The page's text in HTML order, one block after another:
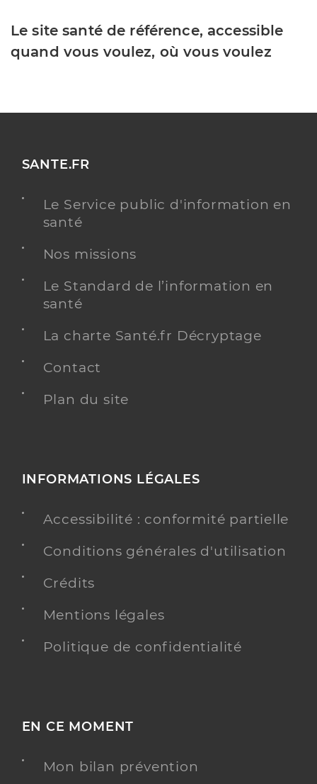
Le site santé de référence, accessible
quand vous voulez, où vous voulez
SANTE.FR
Le Service public d'information en
santé
Nos missions
Le Standard de l’information en
santé
La charte Santé.fr Décryptage
Contact
Plan du site
INFORMATIONS LÉGALES
Accessibilité : conformité partielle
Conditions générales d'utilisation
Crédits
Mentions légales
Politique de confidentialité
EN CE MOMENT
Mon bilan prévention